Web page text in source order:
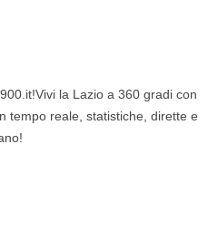
la Lazio a 360 gradi con
tempo reale, statistiche, dirette e